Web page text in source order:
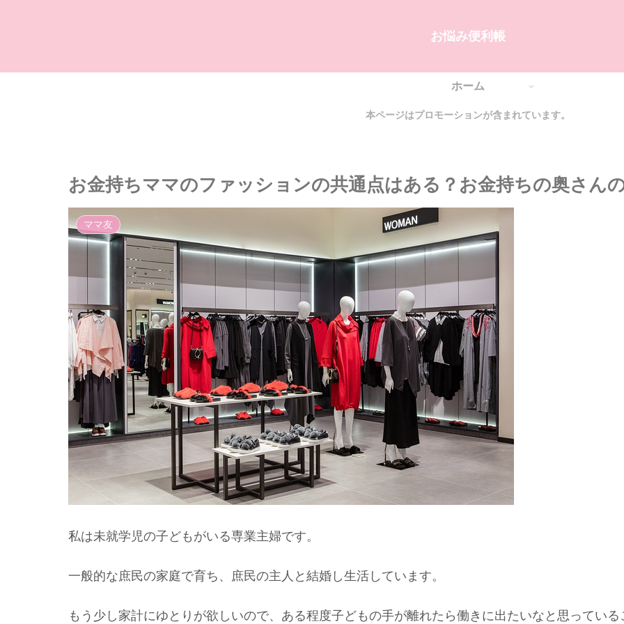
お悩み便利帳
ホーム
本ページはプロモーションが含まれています。
お金持ちママのファッションの共通点はある？お金持ちの奥さん
ママ友
私は未就学児の子どもがいる専業主婦です。
一般的な庶民の家庭で育ち、庶民の主人と結婚し生活しています。
もう少し家計にゆとりが欲しいので、ある程度子どもの手が離れたら働きに出たいなと思っている